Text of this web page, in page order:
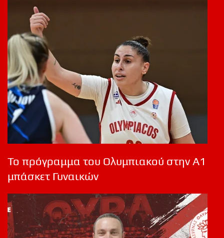
Το πρόγραμμα του Ολυμπιακού στην Α1
μπάσκετ Γυναικών